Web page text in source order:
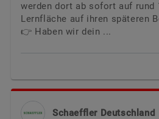
werden dort ab sofort auf rund
Lernfläche auf ihren späteren
👉 Haben wir dein ...
Schaeffler Deutschland